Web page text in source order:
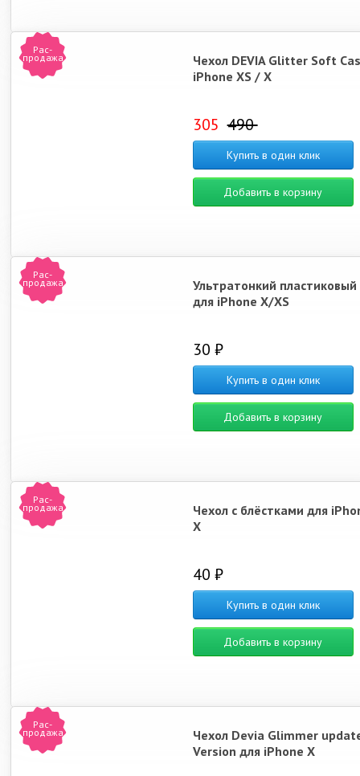
Рас-
продажа
Чехол DEVIA Glitter Soft
iPhone XS / X
305 490
Купить в один клик
Добавить в корзину
Рас-
продажа
Ультратонкий пластиковый
для iPhone X/XS
30 ₽
Купить в один клик
Добавить в корзину
Рас-
продажа
Чехол с блёстками для
X
40 ₽
Купить в один клик
Добавить в корзину
Рас-
продажа
Чехол Devia Glimmer
Version для iPhone X